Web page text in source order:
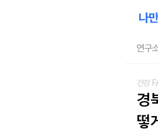
연구
건강
경
떻